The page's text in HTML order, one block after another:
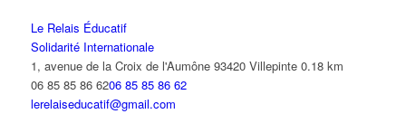
Le Relais Éducatif
Solidarité Internationale
1, avenue de la Croix de l'Aumône 93420 Villepinte 0.18 km
06 85 85 86 6206 85 85 86 62
lerelaiseducatif@gmail.com